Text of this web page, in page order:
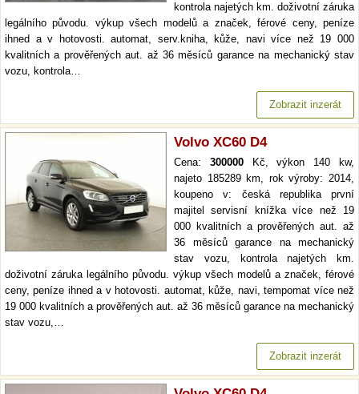
kontrola najetých km. doživotní záruka
legálního původu. výkup všech modelů a značek, férové ceny, peníze
ihned a v hotovosti. automat, serv.kniha, kůže, navi více než 19 000
kvalitních a prověřených aut. až 36 měsíců garance na mechanický stav
vozu, kontrola…
Zobrazit inzerát
Volvo XC60 D4
Cena: 300000Kč, výkon 140 kw,
najeto 185289 km, rok výroby: 2014,
koupeno v: česká republika první
majitel servisní knížka více než 19
000 kvalitních a prověřených aut. až
36 měsíců garance na mechanický
stav vozu, kontrola najetých km.
doživotní záruka legálního původu. výkup všech modelů a značek, férové
ceny, peníze ihned a v hotovosti. automat, kůže, navi, tempomat více než
19 000 kvalitních a prověřených aut. až 36 měsíců garance na mechanický
stav vozu,…
Zobrazit inzerát